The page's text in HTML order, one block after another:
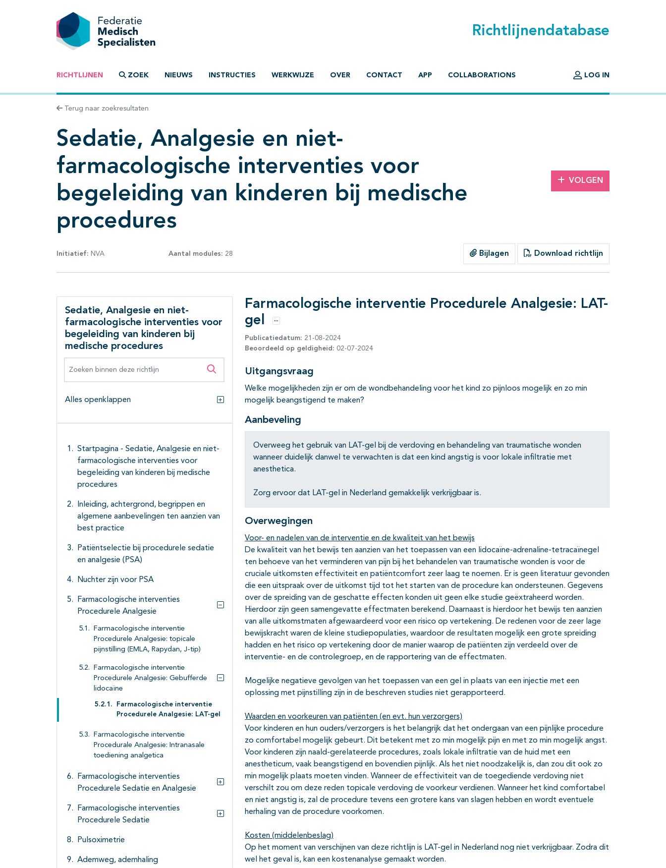
Richtlijnendatabase
RICHTLIJNEN ZOEK NIEUWS INSTRUCTIES WERKWIJZE OVER CONTACT APP COLLABORATIONS LOG IN
Terug naar zoekresultaten
Sedatie, Analgesie en niet-
farmacologische interventies voor
begeleiding van kinderen bij medische
procedures
VOLGEN
Initiatief: NVA Aantal modules: 28 Bijlagen Download richtlijn
Sedatie, Analgesie en niet-
farmacologische interventies voor
begeleiding van kinderen bij
medische procedures
Zoeken binnen deze richtlijn
Alles openklappen
Startpagina - Sedatie, Analgesie en niet-
farmacologische interventies voor
begeleiding van kinderen bij medische
procedures
Inleiding, achtergrond, begrippen en
algemene aanbevelingen ten aanzien van
best practice
Patiëntselectie bij procedurele sedatie
en analgesie (PSA)
Nuchter zijn voor PSA
Farmacologische interventies
Procedurele Analgesie
Subpagina's open- en dichtklappen
Farmacologische interventie
Procedurele Analgesie: topicale
pijnstilling (EMLA, Rapydan, J-tip)
Farmacologische interventie
Procedurele Analgesie: Gebufferde
lidocaïne
Subpagina's open- en dichtklappen
Farmacologische interventie
Procedurele Analgesie: LAT-gel
Farmacologische interventie
Procedurale Analgesie: Intranasale
toediening analgetica
Farmacologische interventies
Procedurele Sedatie en Analgesie
Subpagina's open- en dichtklappen
Farmacologische interventies
Procedurele Sedatie
Pulsoximetrie
Ademweg, ademhaling
Farmacologische interventie Procedurele Analgesie: LAT-
gel
Opties
Publicatiedatum: 21-08-2024
Beoordeeld op geldigheid: 02-07-2024
Uitgangsvraag
Welke mogelijkheden zijn er om de wondbehandeling voor het kind zo pijnloos mogelijk en zo min
mogelijk beangstigend te maken?
Aanbeveling
Overweeg het gebruik van LAT-gel bij de verdoving en behandeling van traumatische wonden
wanneer duidelijk danwel te verwachten is dat een kind angstig is voor lokale infiltratie met
anesthetica.
Zorg ervoor dat LAT-gel in Nederland gemakkelijk verkrijgbaar is.
Overwegingen
Voor- en nadelen van de interventie en de kwaliteit van het bewijs
De kwaliteit van het bewijs ten aanzien van het toepassen van een lidocaïne-adrenaline-tetracaïnegel
ten behoeve van het verminderen van pijn bij het behandelen van traumatische wonden is voor de
cruciale uitkomsten effectiviteit en patiëntcomfort zeer laag te noemen. Er is geen literatuur gevonden
die een uitspraak over de uitkomst tijd tot het starten van de procedure kan ondersteunen. Gegevens
over de spreiding van de geschatte effecten konden uit geen elke studie geëxtraheerd worden.
Hierdoor zijn geen samengevatte effectmaten berekend. Daarnaast is hierdoor het bewijs ten aanzien
van alle uitkomstmaten afgewaardeerd voor een risico op vertekening. De redenen voor de zeer lage
bewijskracht waren de kleine studiepopulaties, waardoor de resultaten mogelijk een grote spreiding
hadden en het risico op vertekening door de manier waarop de patiënten zijn verdeeld over de
interventie- en de controlegroep, en de rapportering van de effectmaten.
Mogelijke negatieve gevolgen van het toepassen van een gel in plaats van een injectie met een
oplossing met pijnstilling zijn in de beschreven studies niet gerapporteerd.
Waarden en voorkeuren van patiënten (en evt. hun verzorgers)
Voor kinderen en hun ouders/verzorgers is het belangrijk dat het ondergaan van een pijnlijke procedure
zo comfortabel mogelijk gebeurt. Dit betekent met zo min mogelijk pijn en met zo min mogelijk angst.
Voor kinderen zijn naald-gerelateerde procedures, zoals lokale infiltratie van de huid met een
anestheticum, vaak beangstigend en bovendien pijnlijk. Als het niet noodzakelijk is, dan zou dit ook zo
min mogelijk plaats moeten vinden. Wanneer de effectiviteit van de toegediende verdoving niet
verschilt zou om deze reden topicale verdoving de voorkeur verdienen. Wanneer het kind comfortabel
en niet angstig is, zal de procedure tevens een grotere kans van slagen hebben en wordt eventuele
herhaling van de procedure voorkomen.
Kosten (middelenbeslag)
Op het moment van verschijnen van deze richtlijn is LAT-gel in Nederland nog niet verkrijgbaar. Zodra dit
wel het geval is, kan een kostenanalyse gemaakt worden.